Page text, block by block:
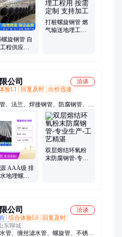
螺旋钢管 自
程供应用
打桩螺旋钢管 燃
气输送地埋工程
公司
洽谈
验L1 回复及时 出价迅速
、法兰、焊接钢管、防腐钢管、螺
防腐钢管、钢管防腐加工、涂层钢
管、钢管内壁除锈、防腐螺旋钢
头、焊管、角钢、环氧煤沥青、三
AAA级 排
地埋螺旋
双层熔结环氧粉
末防腐钢管-专业
公司
洽谈
综合体验L0
回复及时
东聊城
管、缠丝滤水管、螺旋管、不锈钢